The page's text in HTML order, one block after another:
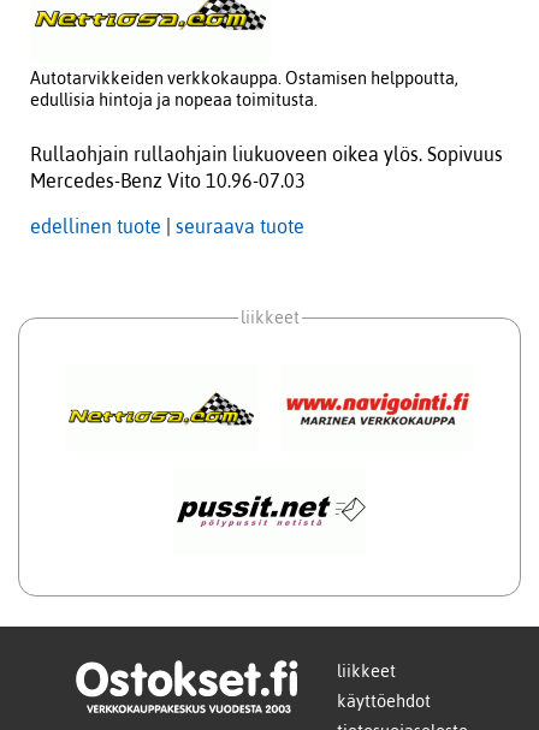
Autotarvikkeiden verkkokauppa. Ostamisen helppoutta,
edullisia hintoja ja nopeaa toimitusta.
Rullaohjain rullaohjain liukuoveen oikea ylös. Sopivuus
Mercedes-Benz Vito 10.96-07.03
edellinen tuote seuraava tuote
liikkeet
liikkeet
käyttöehdot